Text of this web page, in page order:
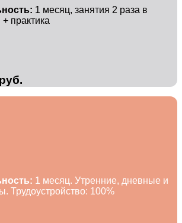
1 месяц, занятия 2 раза в
практика
1 месяц. Утренние, дневные и
Трудоустройство: 100%